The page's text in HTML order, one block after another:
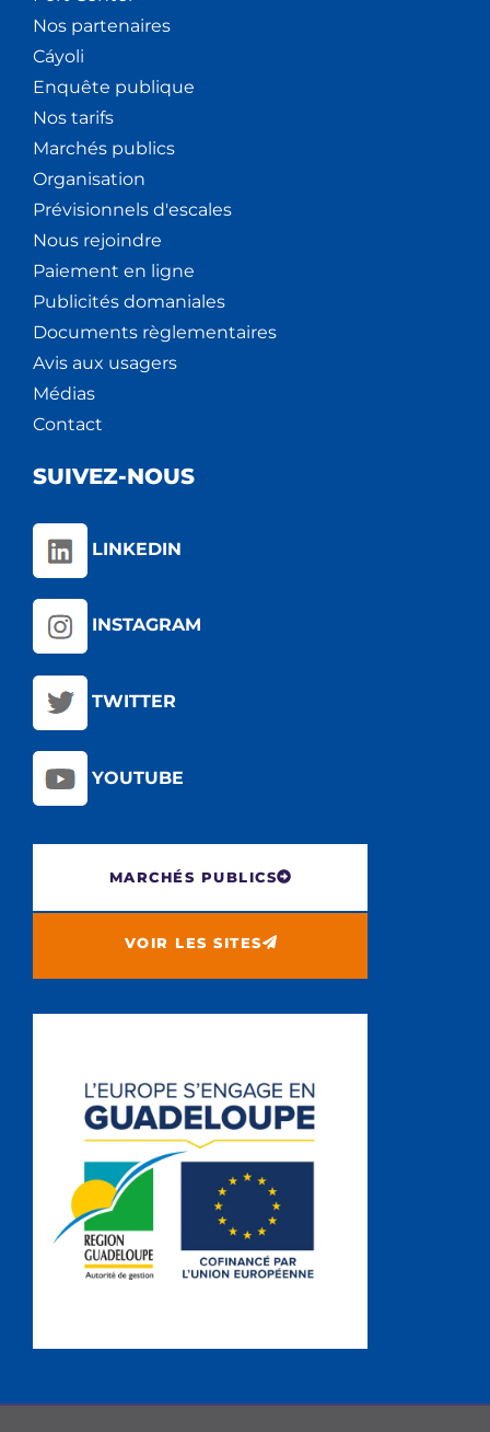
Nos partenaires
Cáyoli
Enquête publique
Nos tarifs
Marchés publics
Organisation
Prévisionnels d'escales
Nous rejoindre
Paiement en ligne
Publicités domaniales
Documents règlementaires
Avis aux usagers
Médias
Contact
SUIVEZ-NOUS
LINKEDIN
INSTAGRAM
TWITTER
YOUTUBE
MARCHÉS PUBLICS
VOIR LES SITES